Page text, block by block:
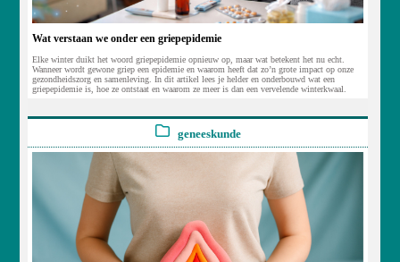
Wat verstaan we onder een griepepidemie
Elke winter duikt het woord griepepidemie opnieuw op, maar wat betekent het nu echt.
Wanneer wordt gewone griep een epidemie en waarom heeft dat zo’n grote impact op onze
gezondheidszorg en samenleving. In dit artikel lees je helder en onderbouwd wat een
griepepidemie is, hoe ze ontstaat en waarom ze meer is dan een vervelende winterkwaal.
geneeskunde